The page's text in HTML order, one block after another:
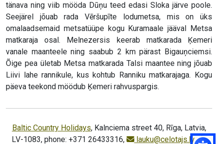
tänava ning viib mööda Dūņu teed edasi Sloka järve poole.
Seejärel jõuab rada Vēršupīte lodumetsa, mis on üks
omalaadsemaid metsatüüpe kogu Kuramaale jääval Metsa
matkaraja osal. Melnezersis keerab matkarada Ķemeri
vanale maanteele ning saabub 2 km pärast Bigauņciemsi.
Õige pea ületab Metsa matkarada Talsi maantee ning jõuab
Liivi lahe rannikule, kus kohtub Ranniku matkarajaga. Kogu
päeva teekond möödub Ķemeri rahvuspargis.
Baltic Country Holidays, Kalnciema street 40, Rīga, Latvia,
LV-1083, phone: +371 26433316,
lauku@celotajs.lv,